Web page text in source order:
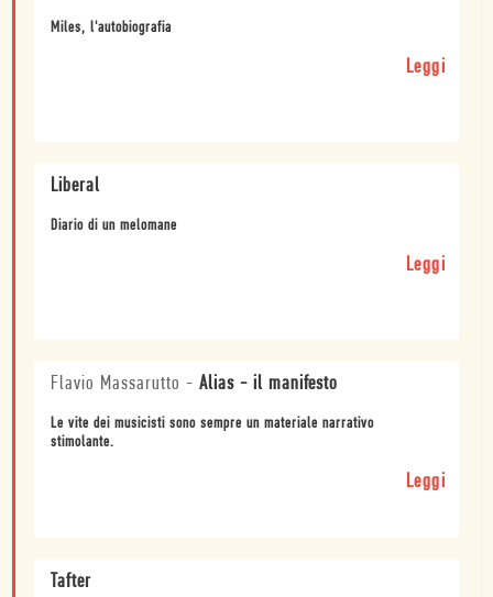
Miles, l'autobiografia
Leggi
Liberal
Diario di un melomane
Leggi
Flavio Massarutto - Alias - il manifesto
Le vite dei musicisti sono sempre un materiale narrativo
stimolante.
Leggi
Tafter